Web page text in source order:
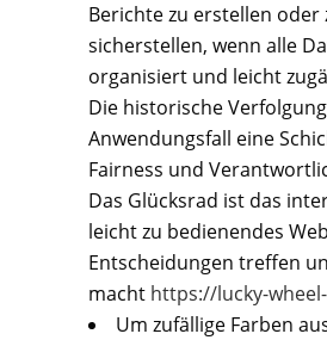
Berichte zu erstellen oder
sicherstellen, wenn alle
organisiert und leicht
Die historische
Anwendungsfall eine
Fairness und
Das Glücksrad ist das
leicht zu bedienendes
Entscheidungen treffen
macht https://lucky-
Um zufällige Farben